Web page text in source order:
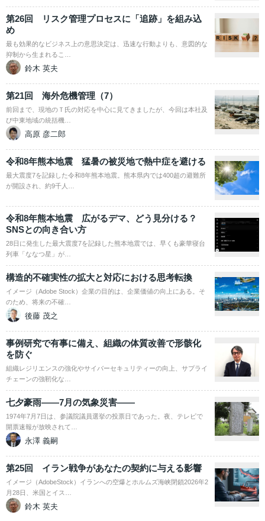
第26回 リスク管理プロセスに「追跡」を組み込
め
最も効果的なビジネス上の意思決定は、迅速な行動よりも、意図的な
抑制から生まれるこ…
鈴木 英夫
第21回 海外危機管理（7）
前回まで、現地のＴ氏の対応を中心に見てきましたが、今回は本社及
び中東地域の統括機…
高原 彦二郎
令和8年熊本地震 猛暑の被災地で熱中症を避ける
最大震度7を記録した令和8年熊本地震。熊本県内では400超の避難所
が開設され、約9千人…
令和8年熊本地震 広がるデマ、どう見分ける？
SNSとの向き合い方
28日に発生した最大震度7を記録した熊本地震では、早くも豪華寝台
列車「ななつ星」が…
構造的不確実性の拡大と対応における思考転換
イメージ（Adobe Stock）企業の目的は、企業価値の向上にある。そ
のため、将来の不確…
後藤 茂之
事例研究で有事に備え、組織の体質改善で形骸化
を防ぐ
組織レジリエンスの強化やサイバーセキュリティーの向上、サプライ
チェーンの強靭化な…
七夕豪雨――7月の気象災害――
1974年7月7日は、参議院議員選挙の投票日であった。夜、テレビで
開票速報が放映されて…
永澤 義嗣
第25回 イラン戦争があなたの契約に与える影響
イメージ（AdobeStock）イランへの空爆とホルムズ海峡閉鎖2026年2
月28日、米国とイス…
鈴木 英夫